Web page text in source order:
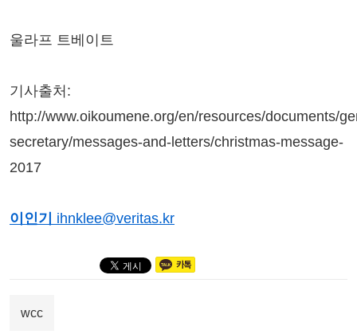
울라프 트베이트
기사출처:
http://www.oikoumene.org/en/resources/documents/
secretary/messages-and-letters/christmas-message-
2017
이인기 ihnklee@veritas.kr
wcc